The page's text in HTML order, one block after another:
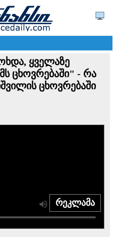
ყველაზე
ცხოვრებაში" - რა
ცხოვრებაში
რეკლამა